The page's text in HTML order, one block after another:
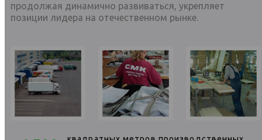
продолжая динамично развиваться, укрепляет
позиции лидера на отечественном рынке.